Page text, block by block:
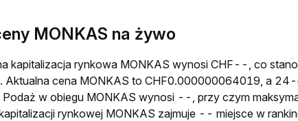
MONKAS na żywo
kapitalizacja rynkowa MONKAS wynosi CHF--, co
Aktualna cena MONKAS to CHF0.000000064019, a
w obiegu MONKAS wynosi --, przy czym
rynkowej MONKAS zajmuje -- miejsce w